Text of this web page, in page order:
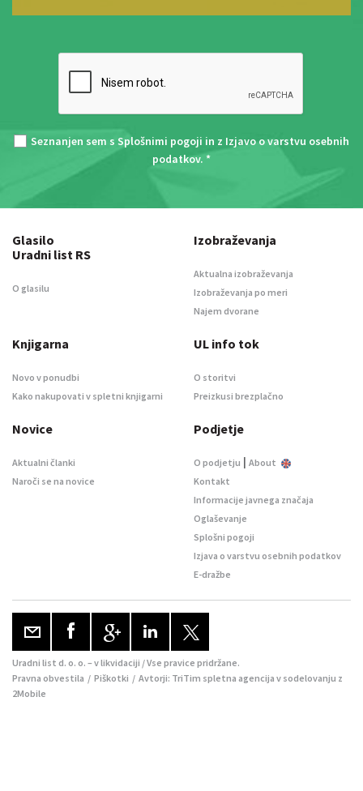
Seznanjen sem s Splošnimi pogoji in z Izjavo o varstvu osebnih
podatkov. *
Glasilo
Uradni list RS
O glasilu
Izobraževanja
Aktualna izobraževanja
Izobraževanja po meri
Najem dvorane
Knjigarna
Novo v ponudbi
Kako nakupovati v spletni knjigarni
UL info tok
O storitvi
Preizkusi brezplačno
Novice
Aktualni članki
Naroči se na novice
Podjetje
O podjetju | About
Kontakt
Informacije javnega značaja
Oglaševanje
Splošni pogoji
Izjava o varstvu osebnih podatkov
E-dražbe
Uradni list d. o. o. – v likvidaciji / Vse pravice pridržane.
Pravna obvestila / Piškotki / Avtorji: TriTim spletna agencija v sodelovanju z
2Mobile